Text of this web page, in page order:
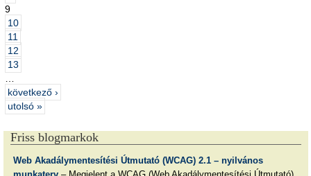
9
10
11
12
13
következő ›
utolsó »
Friss blogmarkok
Web Akadálymentesítési Útmutató (WCAG) 2.1 – nyilvános